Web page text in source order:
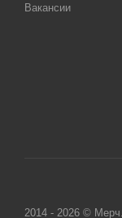
Вакансии
2014 - 2026 ©